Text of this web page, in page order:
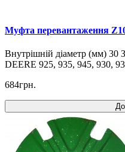
Муфта перевантаження
Внутрішній діаметр (мм) 30
DEERE 925, 935, 945, 930,
684грн.